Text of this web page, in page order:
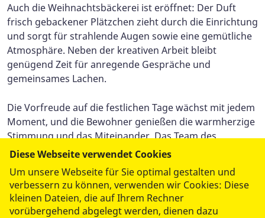
Auch die Weihnachtsbäckerei ist eröffnet: Der Duft
frisch gebackener Plätzchen zieht durch die Einrichtung
und sorgt für strahlende Augen sowie eine gemütliche
Atmosphäre. Neben der kreativen Arbeit bleibt
genügend Zeit für anregende Gespräche und
gemeinsames Lachen.
Die Vorfreude auf die festlichen Tage wächst mit jedem
Moment, und die Bewohner genießen die warmherzige
Stimmung und das Miteinander. Das Team des
Pflegeheims „Am Schmelzteich“ wünscht allen eine
besinnliche Adventszeit voller schöner Erlebnisse.
Diese Webseite verwendet Cookies
Um unsere Webseite für Sie optimal gestalten und
verbessern zu können, verwenden wir Cookies: Diese
kleinen Dateien, die auf Ihrem Rechner
vorübergehend abgelegt werden, dienen dazu